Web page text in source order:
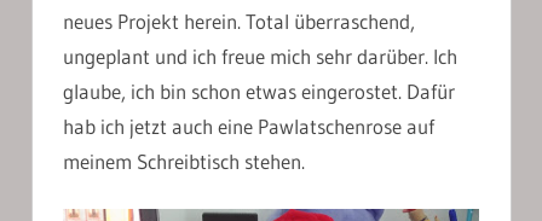
neues Projekt herein. Total überraschend,
ungeplant und ich freue mich sehr darüber. Ich
glaube, ich bin schon etwas eingerostet. Dafür
hab ich jetzt auch eine Pawlatschenrose auf
meinem Schreibtisch stehen.